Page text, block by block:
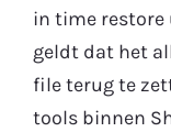
in time restore
geldt dat het
file terug te
tools binnen